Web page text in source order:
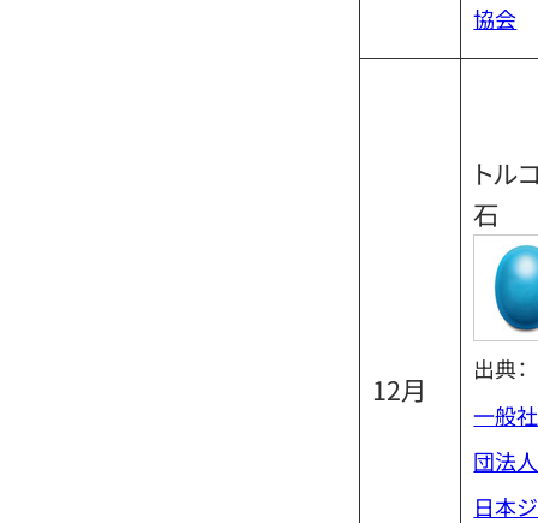
協会
12月
トル
石
出典：
一般社
団法人
日本ジ